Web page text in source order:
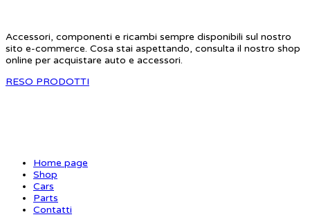
Accessori, componenti e ricambi sempre disponibili sul nostro
sito e-commerce. Cosa stai aspettando, consulta il nostro shop
online per acquistare auto e accessori.
RESO PRODOTTI
Home page
Shop
Cars
Parts
Contatti